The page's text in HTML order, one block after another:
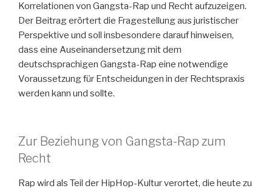
Korrelationen von Gangsta-Rap und Recht aufzuzeigen.
Der Beitrag erörtert die Fragestellung aus juristischer
Perspektive und soll insbesondere darauf hinweisen,
dass eine Auseinandersetzung mit dem
deutschsprachigen Gangsta-Rap eine notwendige
Voraussetzung für Entscheidungen in der Rechtspraxis
werden kann und sollte.
Zur Beziehung von Gangsta-Rap zum
Recht
Rap wird als Teil der HipHop-Kultur verortet, die heute zu